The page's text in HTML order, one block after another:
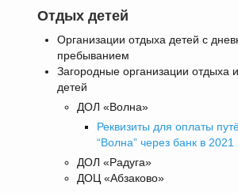
Отдых детей
Организации отдыха детей с
пребыванием
Загородные организации отдыха
детей
ДОЛ «Волна»
Реквизиты для оплаты
“Волна” через банк в 2021
ДОЛ «Радуга»
ДОЦ «Абзаково»